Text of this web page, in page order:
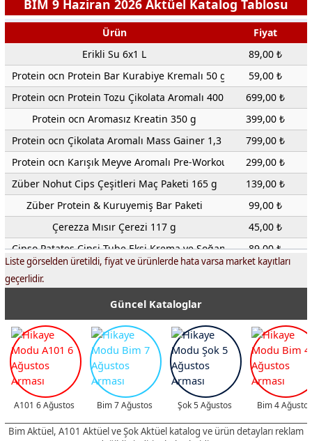
BİM 9 Haziran 2026 Aktüel Katalog Tablosu
Ürün
Fiyat
Erikli Su 6x1 L
89,00 ₺
Protein ocn Protein Bar Kurabiye Kremalı 50 g
59,00 ₺
Protein ocn Protein Tozu Çikolata Aromalı 400 g
699,00 ₺
Protein ocn Aromasız Kreatin 350 g
399,00 ₺
Protein ocn Çikolata Aromalı Mass Gainer 1,3 kg
799,00 ₺
Protein ocn Karışık Meyve Aromalı Pre-Workout 250 g299,00 ₺
Züber Nohut Cips Çeşitleri Maç Paketi 165 g
139,00 ₺
Züber Protein & Kuruyemiş Bar Paketi
99,00 ₺
Çerezza Mısır Çerezi 117 g
45,00 ₺
Cipso Patates Cipsi Tube Ekşi Krema ve Soğan Aromalı 160 g
89,00 ₺
Star Krak Patlamış Mısır 2x75 g
37,00 ₺
Keyifçe Kavrulmuş Kaju 300 g
199,00 ₺
Züber Antep Fıstıklı Sütlü Çikolata 42 g
Züber Fındıklı Sütlü Çikolata 42 g
109,00 ₺
Züber Sütlü Çikolata 42 g
89,00 ₺
Çizmeci Brittle Max Sütlü Çikolata Kaplamalı Antep Fıstıklı
29,00 ₺
Bonart Kakao Kremalı Oyuncaklı Yumurta 3x20 g
59,00 ₺
Emsal Tuzlu Yer Fıstığı 1000 g
199,00 ₺
Liste görselden üretildi, fiyat ve ürünlerde hata varsa market kayıtları
geçerlidir.
Güncel Kataloglar
A101 6 Ağustos Bim 7 Ağustos Şok 5 Ağustos Bim 4 Ağustos
Bim Aktüel, A101 Aktüel ve Şok Aktüel katalog ve ürün detayları reklam